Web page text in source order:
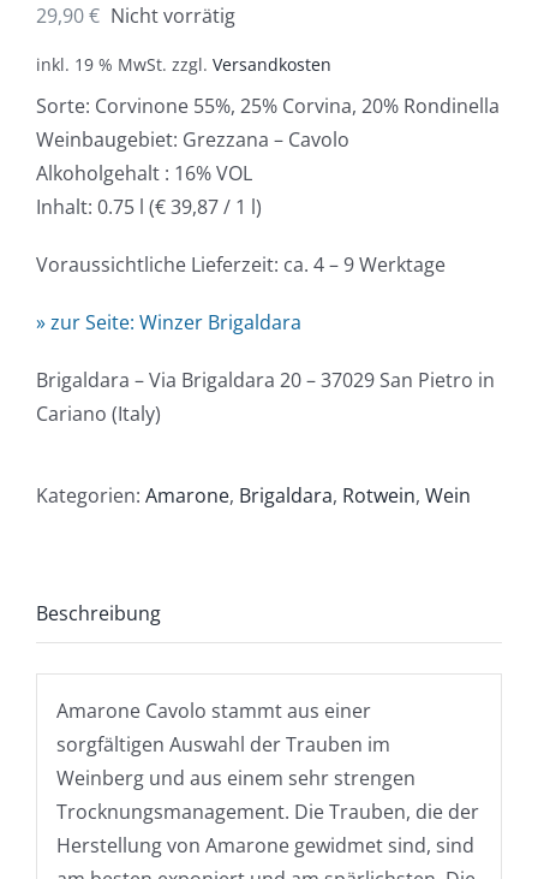
29,90€ Nicht vorrätig
inkl. 19 % MwSt. zzgl. Versandkosten
Sorte: Corvinone 55%, 25% Corvina, 20% Rondinella
Weinbaugebiet: Grezzana – Cavolo
Alkoholgehalt : 16% VOL
Inhalt: 0.75 l (€ 39,87 / 1 l)
Voraussichtliche Lieferzeit: ca. 4 – 9 Werktage
» zur Seite: Winzer Brigaldara
Brigaldara – Via Brigaldara 20 – 37029 San Pietro in
Cariano (Italy)
Kategorien: Amarone, Brigaldara, Rotwein, Wein
Beschreibung
Amarone Cavolo stammt aus einer
sorgfältigen Auswahl der Trauben im
Weinberg und aus einem sehr strengen
Trocknungsmanagement. Die Trauben, die der
Herstellung von Amarone gewidmet sind, sind